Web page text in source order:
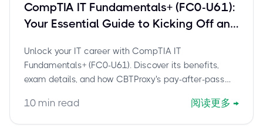
CompTIA IT Fundamentals+ (FC0-U61):
Your Essential Guide to Kicking Off an
Unlock your IT career with CompTIA IT
Fundamentals+ (FC0-U61). Discover its benefits,
exam details, and how CBTProxy's pay-after-pass
10 min read 阅读更多 →